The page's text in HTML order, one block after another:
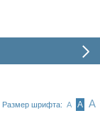
Размер шрифта: А А А